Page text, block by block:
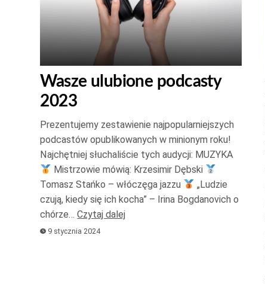
Wasze ulubione podcasty
2023
Prezentujemy zestawienie najpopularniejszych
podcastów opublikowanych w minionym roku!
Najchętniej słuchaliście tych audycji: MUZYKA
Mistrzowie mówią: Krzesimir Dębski
Tomasz Stańko – włóczęga jazzu
„Ludzie
czują, kiedy się ich kocha” – Irina Bogdanovich o
chórze…Czytaj dalej
9 stycznia 2024